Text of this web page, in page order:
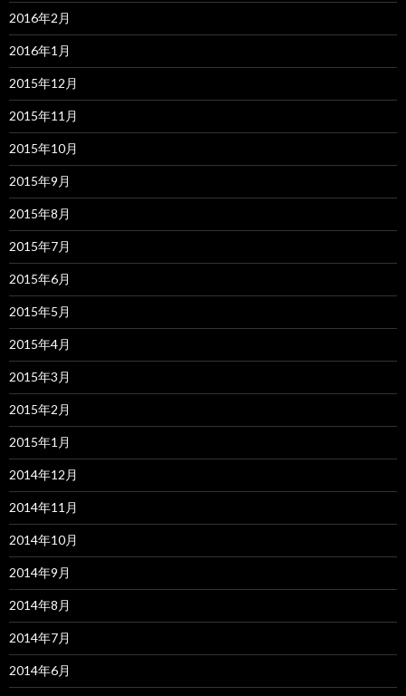
2016年2月
2016年1月
2015年12月
2015年11月
2015年10月
2015年9月
2015年8月
2015年7月
2015年6月
2015年5月
2015年4月
2015年3月
2015年2月
2015年1月
2014年12月
2014年11月
2014年10月
2014年9月
2014年8月
2014年7月
2014年6月